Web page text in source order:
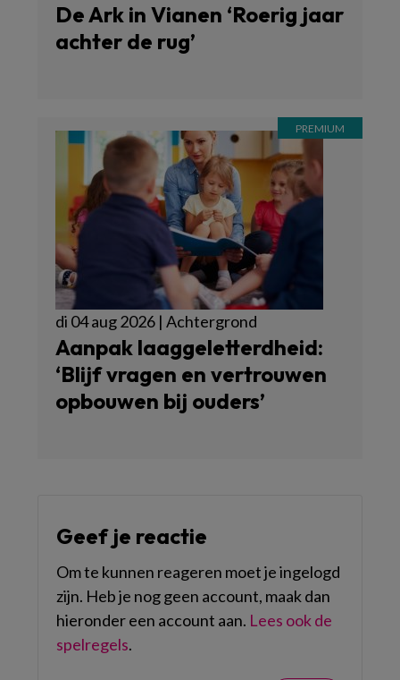
De Ark in Vianen ‘Roerig jaar
achter de rug’
di 04 aug 2026 | Achtergrond
Aanpak laaggeletterdheid:
‘Blijf vragen en vertrouwen
opbouwen bij ouders’
Geef je reactie
Om te kunnen reageren moet je ingelogd
zijn. Heb je nog geen account, maak dan
hieronder een account aan. Lees ook de
spelregels.